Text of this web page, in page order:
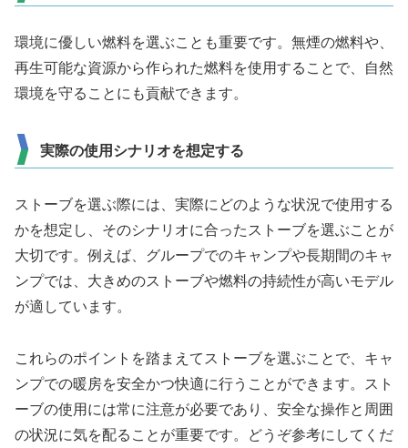
環境に優しい燃料を選ぶことも重要です。無煙の燃料や、
再生可能な資源から作られた燃料を使用することで、自然
環境を守ることにも貢献できます。
実際の使用シナリオを想定する
ストーブを選ぶ際には、実際にどのような状況で使用する
かを想定し、そのシナリオに合ったストーブを選ぶことが
大切です。例えば、グループでのキャンプや長期間のキャ
ンプでは、大きめのストーブや燃料の持続性が高いモデル
が適しています。
これらのポイントを踏まえてストーブを選ぶことで、キャ
ンプでの暖房を安全かつ快適に行うことができます。スト
ーブの使用には常に注意が必要であり、安全な操作と周囲
の状況に気を配ることが重要です。どうぞ参考にしてくだ